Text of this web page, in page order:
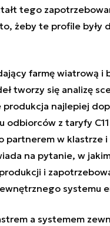
tego
żeby te profile były
farmę wiatrową i
tworzy się analizę
najlepiej
odbiorców z taryfy
partnerem w klastrze
na pytanie, w
i
systemu
a systemem